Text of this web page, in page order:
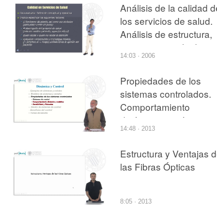
Análisis de la calidad
los servicios de salud.
Análisis de estructura,
proceso y resultado
14:03 · 2006
Propiedades de los
sistemas controlados.
Comportamiento
dinámico y estático.
Sensibilidad y
14:48 · 2013
Estructura y Ventajas
las Fibras Ópticas
8:05 · 2013